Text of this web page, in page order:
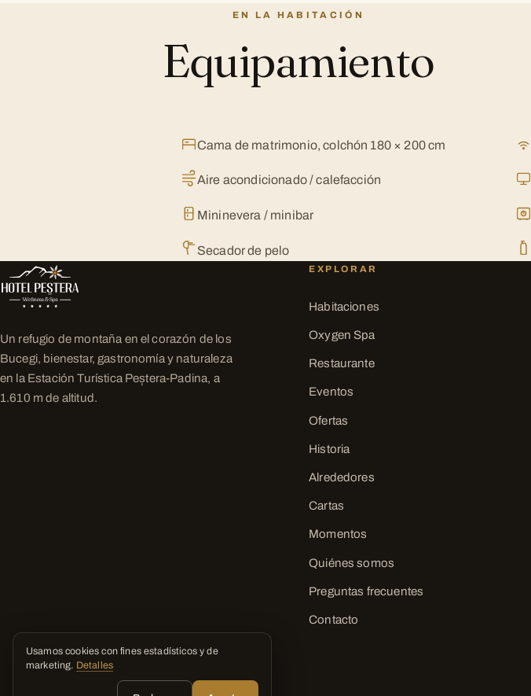
EN LA HABITACIÓN
Equipamiento
Cama de matrimonio, colchón 180 × 200 cm
Aire acondicionado / calefacción
Mininevera / minibar
Secador de pelo
Un refugio de montaña en el corazón de los
Bucegi, bienestar, gastronomía y naturaleza
en la Estación Turística Peștera-Padina, a
1.610 m de altitud.
EXPLORAR
Habitaciones
Oxygen Spa
Restaurante
Eventos
Ofertas
Historia
Alrededores
Cartas
Momentos
Quiénes somos
Preguntas frecuentes
Contacto
Usamos cookies con fines estadísticos y de
marketing. Detalles